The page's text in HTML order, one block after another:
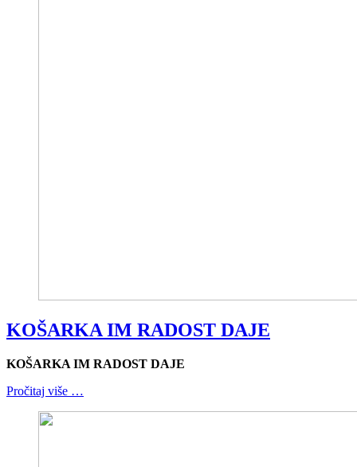
KOŠARKA IM RADOST DAJE
KOŠARKA IM RADOST DAJE
Pročitaj više …